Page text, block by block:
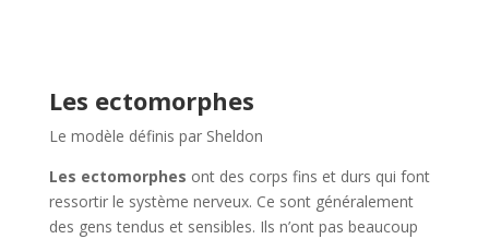
Les ectomorphes
Le modèle définis par Sheldon
Les ectomorphes ont des corps fins et durs qui font
ressortir le système nerveux. Ce sont généralement
des gens tendus et sensibles. Ils n’ont pas beaucoup